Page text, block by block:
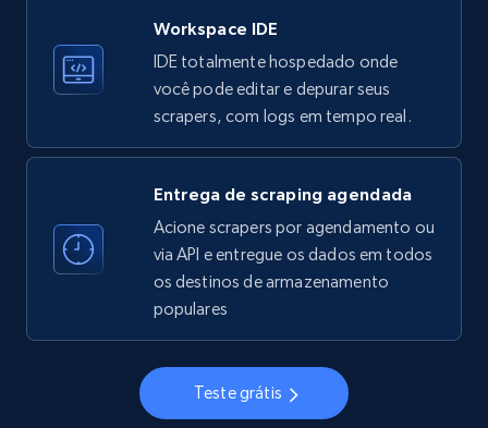
Instagram - Profiles
Account, Fbid, ID, Followers, Posts count, Is
business account, Is professional account, Is
verified, and more.
Instagram - Profiles - Collect profile
information by user name
business account, Is professional account, Is
verified, and more.
Workspace IDE
IDE totalmente hospedado onde
você pode editar e depurar seus
scrapers, com logs em tempo real.
Entrega de scraping agendada
Acione scrapers por agendamento ou
via API e entregue os dados em todos
os destinos de armazenamento
populares
Teste grátis